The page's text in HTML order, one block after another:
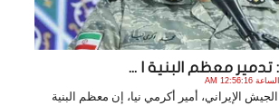
تدمير معظم البنية ا ...
الإيراني، أمير أكرمي نيا، إن معظم البنية